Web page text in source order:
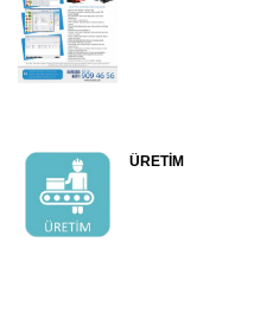
ÜRETİM